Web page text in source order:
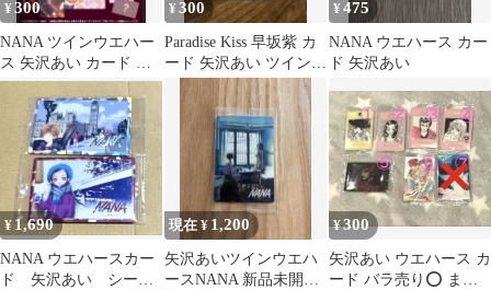
¥300
NANA ツインウエハー
ス 矢沢あい カード バ
ラ売り可
¥300
Paradise Kiss 早坂紫 カ
ード 矢沢あい ツインウ
エハース
¥475
NANA ウエハース カー
ド 矢沢あい
¥1,690
NANA ウエハースカー
ド 矢沢あい シーク
現在 ¥ 1,200
矢沢あいツインウエハ
ースNANA 新品未開封
¥300
矢沢あい ウエハース カ
ード バラ売り⭕️ まと